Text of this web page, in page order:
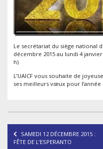
Le secrétariat du siège national
décembre 2015 au lundi 4
h).
L’UAICF vous souhaite de
ses meilleurs vœux pour l’année
Navigation
de
SAMEDI 12 DÉCEMBRE 2015 :
FÊTE DE L’ESPERANTO